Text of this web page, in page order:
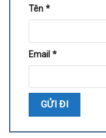
Tên *
Email *